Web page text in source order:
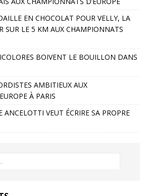
EN CHOCOLAT POUR VELLY, LA
SUR LE 5 KM AUX CHAMPIONNATS
BOIVENT LE BOUILLON DANS
AMBITIEUX AUX
À PARIS
VEUT ÉCRIRE SA PROPRE